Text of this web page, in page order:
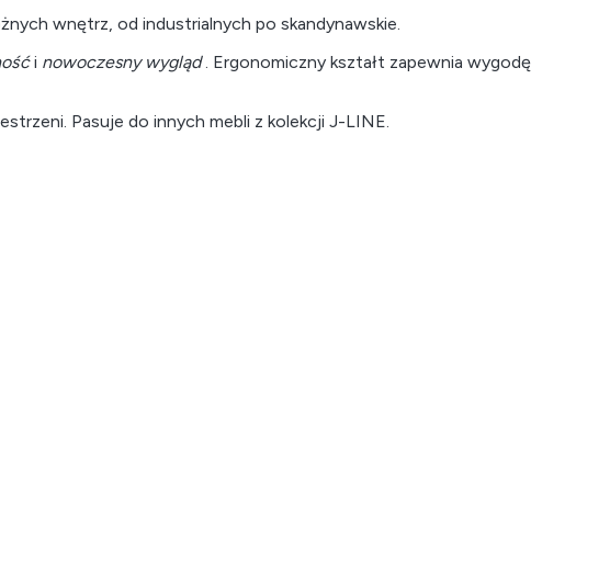
wnętrz, od industrialnych po skandynawskie.
i nowoczesny wygląd. Ergonomiczny kształt zapewnia wygodę
Pasuje do innych mebli z kolekcji J-LINE.